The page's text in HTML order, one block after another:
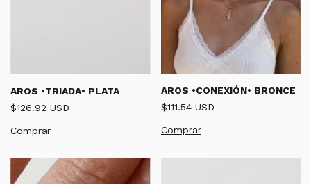
AROS •TRIADA• PLATA
$126.92 USD
AROS •CONEXIÓN• BRONCE
$111.54 USD